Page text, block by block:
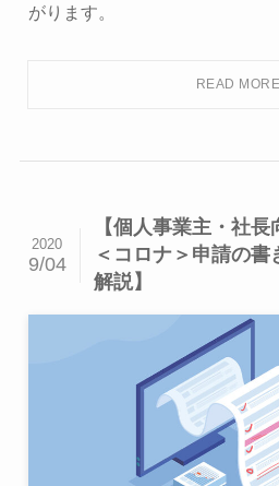
がります。
【個人事業主・社
＜コロナ＞申請の
解説】
2020
9/04